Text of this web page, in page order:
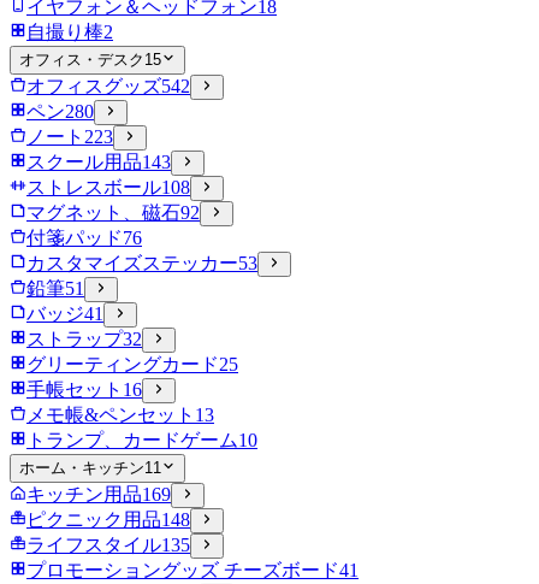
イヤフォン＆ヘッドフォン18
自撮り棒2
オフィス・デスク 15
オフィスグッズ542
ペン280
ノート 223
スクール用品143
ストレスボール108
マグネット、磁石92
付箋パッド76
カスタマイズステッカー53
鉛筆51
バッジ41
ストラップ32
グリーティングカード25
手帳セット 16
メモ帳&ペンセット 13
トランプ、カードゲーム10
ホーム・キッチン11
キッチン用品169
ピクニック用品148
ライフスタイル135
プロモーショングッズ チーズボード41